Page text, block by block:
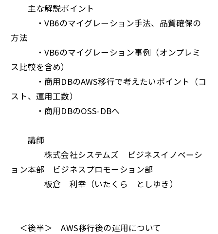
主な解説ポイント
・VB6のマイグレーション手法、品質確保の
方法
・VB6のマイグレーション事例（オンプレミ
ス比較を含め）
・商用DBのAWS移行で考えたいポイント（コ
スト、運用工数）
・商用DBのOSS-DBへ
講師
株式会社システムズ ビジネスイノベーシ
ョン本部 ビジネスプロモーション部
板倉 利幸（いたくら としゆき）
＜後半＞ AWS移行後の運用について